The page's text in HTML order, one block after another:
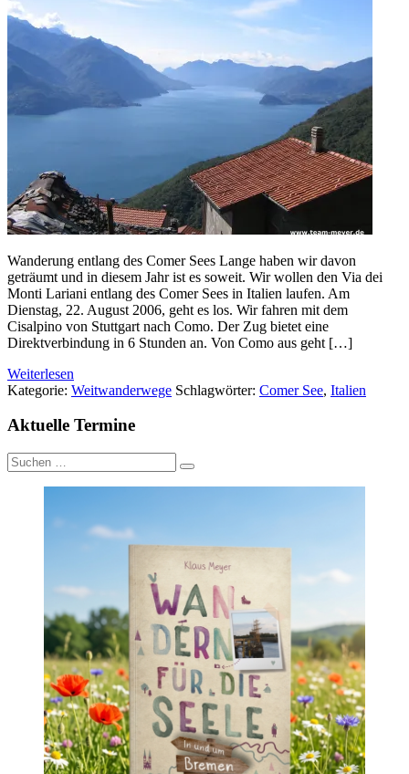
Wanderung entlang des Comer Sees Lange haben wir davon
geträumt und in diesem Jahr ist es soweit. Wir wollen den Via dei
Monti Lariani entlang des Comer Sees in Italien laufen. Am
Dienstag, 22. August 2006, geht es los. Wir fahren mit dem
Cisalpino von Stuttgart nach Como. Der Zug bietet eine
Direktverbindung in 6 Stunden an. Von Como aus geht […]
Weiterlesen
Kategorie: Weitwanderwege Schlagwörter: Comer See, Italien
Aktuelle Termine
Suche
nach: